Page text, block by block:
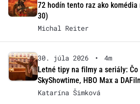
72 hodín tento raz ako
30)
Michal Reiter
30. júla 2026 •
4m
Letné tipy na filmy a seriály:
SkyShowtime, HBO Max a
Katarína Šimková